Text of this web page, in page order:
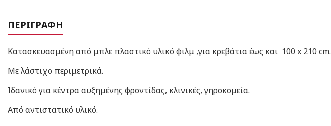
ΠΕΡΙΓΡΑΦΉ
Κατασκευασμένη από μπλε πλαστικό υλικό φιλμ ,για κρεβάτια έως και 100 x 210 cm.
Με λάστιχο περιμετρικά.
Ιδανικό για κέντρα αυξημένης φροντίδας, κλινικές, γηροκομεία.
Από αντιστατικό υλικό.